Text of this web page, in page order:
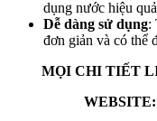
dụng nước hiệu
Dễ dàng sử dụng:
đơn giản và có thể
MỌI CHI TIẾT